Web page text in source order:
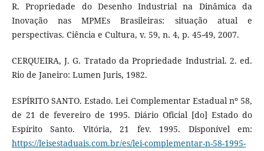
R. Propriedade do Desenho Industrial na Dinâmica da
Inovação nas MPMEs Brasileiras: situação atual e
perspectivas. Ciência e Cultura, v. 59, n. 4, p. 45-49, 2007.
CERQUEIRA, J. G. Tratado da Propriedade Industrial. 2. ed.
Rio de Janeiro: Lumen Juris, 1982.
ESPÍRITO SANTO. Estado. Lei Complementar Estadual nº 58,
de 21 de fevereiro de 1995. Diário Oficial [do] Estado do
Espírito Santo. Vitória, 21 fev. 1995. Disponível em:
https://leisestaduais.com.br/es/lei-complementar-n-58-1995-